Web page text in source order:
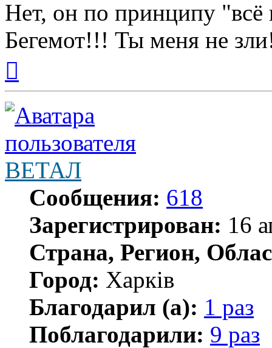
Нет, он по принципу "всё
Бегемот!!! Ты меня не
началу
ВЕТАЛ
Сообщения: 618
Зарегистрирован: 16
Страна, Регион,
Город: Харків
Благодарил (а): 1 раз
Поблагодарили: 9 раз